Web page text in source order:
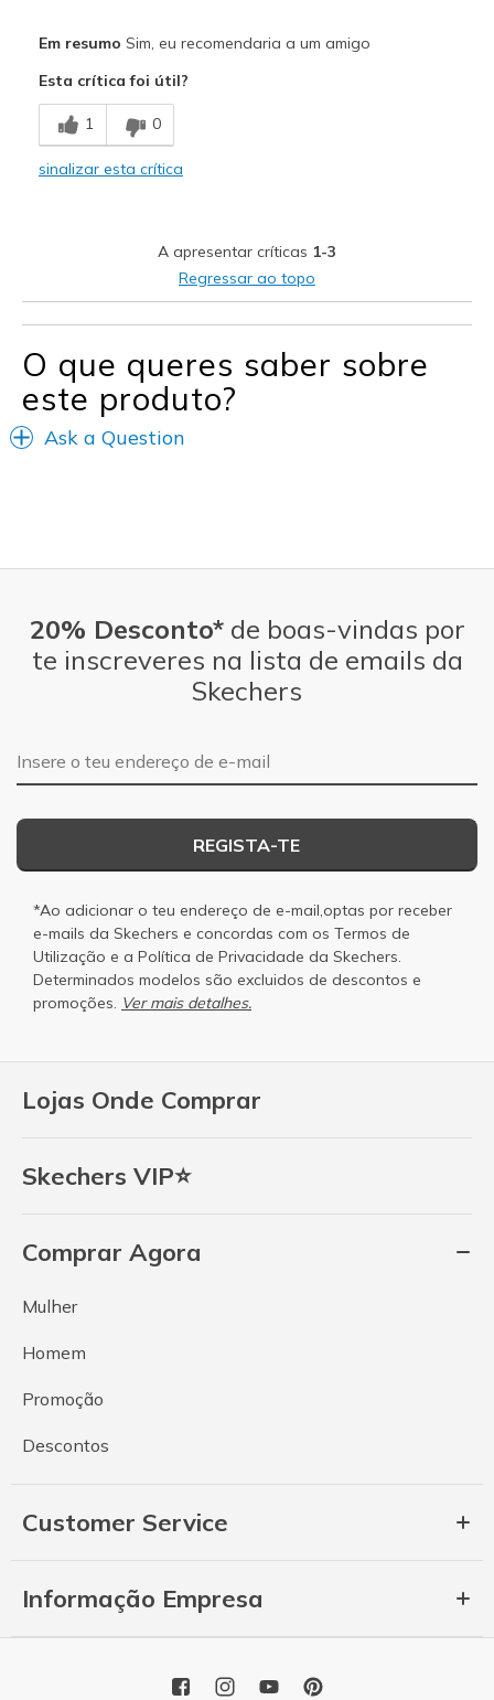
Comfortable
Melhores utilizações
at home
Feels true to size
Em resumo Sim, eu recomendaria a um amigo
Esta crítica foi útil?
1 0
sinalizar esta crítica
A apresentar críticas 1-3
Regressar ao topo
O que queres saber sobre
este produto?
Ask a Question
Lojas Onde Comprar
Skechers VIP⭐
Comprar Agora
Mulher
Homem
Promoção
Descontos
Customer Service
Informação Empresa
20% Desconto*de boas-vindas por
te inscreveres na lista de emails da
Skechers
Endereço de e-mail
REGISTA-TE
*Ao adicionar o teu endereço de e-mail,optas por receber
e-mails da Skechers e concordas com os Termos de
Utilização e a Política de Privacidade da Skechers.
Determinados modelos são excluidos de descontos e
promoções. Ver mais detalhes.